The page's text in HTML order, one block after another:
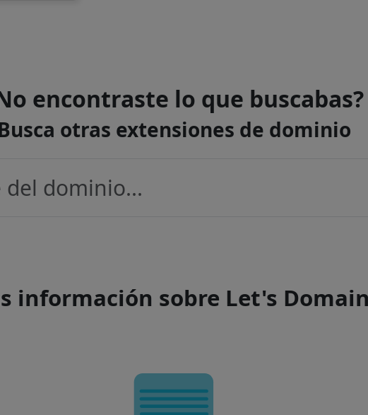
encontraste lo que buscabas?
otras extensiones de dominio